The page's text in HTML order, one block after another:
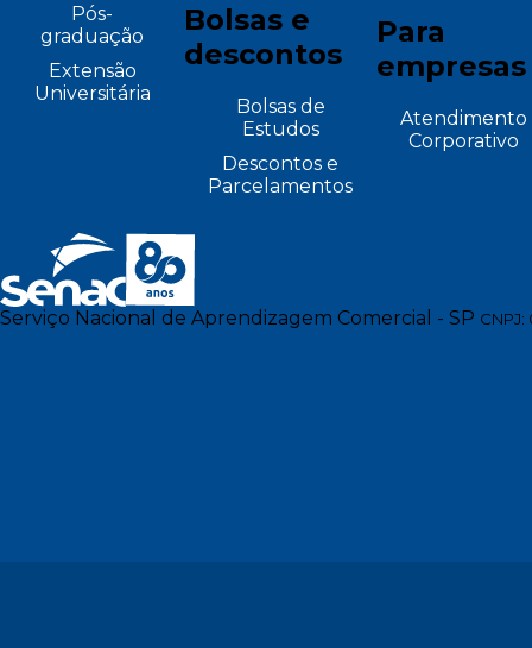
Pós-
graduação
Extensão
Universitária
Bolsas e
descontos
Bolsas de
Estudos
Descontos e
Parcelamentos
Para
empresas
Atendimento
Corporativo
Serviço Nacional de Aprendizagem Comercial - SP